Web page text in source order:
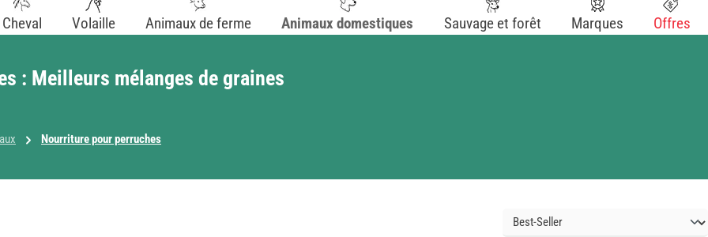
Cheval Volaille Animaux de ferme Animaux domestiques Sauvage et forêt Marques Offres
: Meilleurs mélanges de graines
Nourriture pour perruches